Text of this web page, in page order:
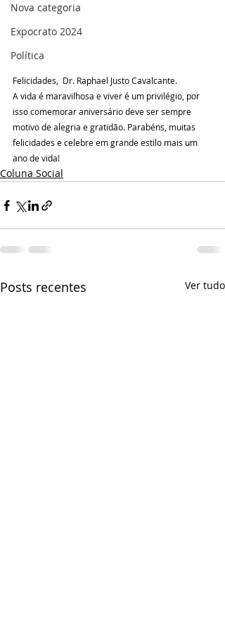
Nova categoria
Expocrato 2024
Política
Felicidades,  Dr. Raphael Justo Cavalcante.
A vida é maravilhosa e viver é um privilégio, por
isso comemorar aniversário deve ser sempre
motivo de alegria e gratidão. Parabéns, muitas
felicidades e celebre em grande estilo mais um
ano de vida!
Coluna Social
Posts recentes Ver tudo